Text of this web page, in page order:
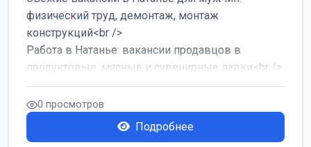
физический труд, демонтаж, монтаж
конструкций<br />
Работа в Натанье: вакансии продавцов в
продуктовые, мясные и сувенирные лавки<br />
Разнорабочий на сборку м...
0 просмотров
Подробнее